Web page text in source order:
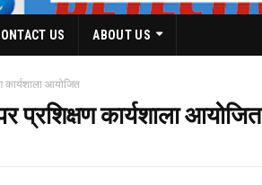
US ABOUT US
कार्यशाला आयोजित
प्रशिक्षण कार्यशाला आयोजित